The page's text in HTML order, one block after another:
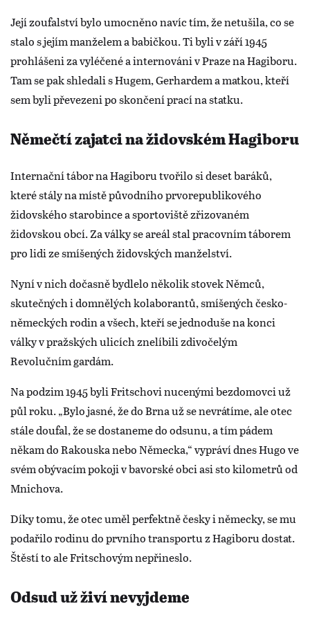
Její zoufalství bylo umocněno navíc tím, že netušila, co se
stalo s jejím manželem a babičkou. Ti byli v září 1945
prohlášeni za vyléčené a internováni v Praze na Hagiboru.
Tam se pak shledali s Hugem, Gerhardem a matkou, kteří
sem byli převezeni po skončení prací na statku.
Němečtí zajatci na židovském Hagiboru
Internační tábor na Hagiboru tvořilo si deset baráků,
které stály na místě původního prvorepublikového
židovského starobince a sportoviště zřizovaném
židovskou obcí. Za války se areál stal pracovním táborem
pro lidi ze smíšených židovských manželství.
Nyní v nich dočasně bydlelo několik stovek Němců,
skutečných i domnělých kolaborantů, smíšených česko-
německých rodin a všech, kteří se jednoduše na konci
války v pražských ulicích znelíbili zdivočelým
Revolučním gardám.
Na podzim 1945 byli Fritschovi nucenými bezdomovci už
půl roku. „Bylo jasné, že do Brna už se nevrátíme, ale otec
stále doufal, že se dostaneme do odsunu, a tím pádem
někam do Rakouska nebo Německa,“ vypráví dnes Hugo ve
svém obývacím pokoji v bavorské obci asi sto kilometrů od
Mnichova.
Díky tomu, že otec uměl perfektně česky i německy, se mu
podařilo rodinu do prvního transportu z Hagiboru dostat.
Štěstí to ale Fritschovým nepřineslo.
Odsud už živí nevyjdeme